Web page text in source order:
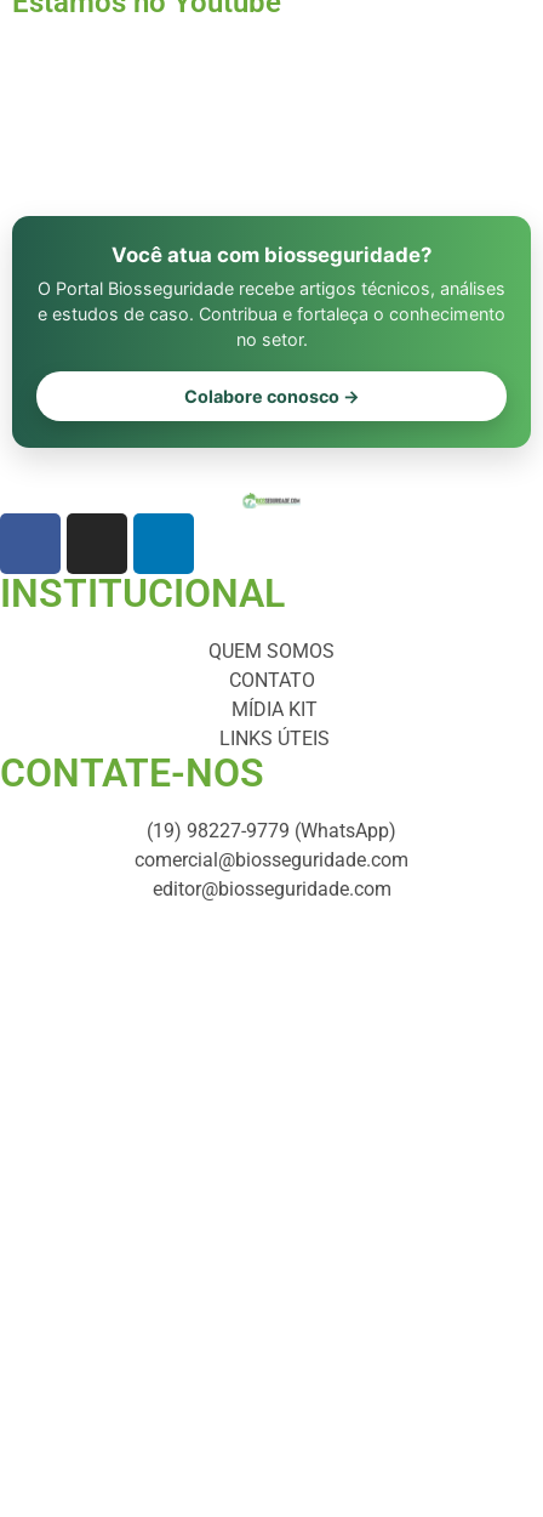
Você atua com biosseguridade?
O Portal Biosseguridade recebe artigos técnicos, análises
e estudos de caso. Contribua e fortaleça o conhecimento
no setor.
Colabore conosco →
INSTITUCIONAL
QUEM SOMOS
CONTATO
MÍDIA KIT
LINKS ÚTEIS
CONTATE-NOS ​
(19) 98227-9779 (WhatsApp)
comercial@biosseguridade.com
editor@biosseguridade.com